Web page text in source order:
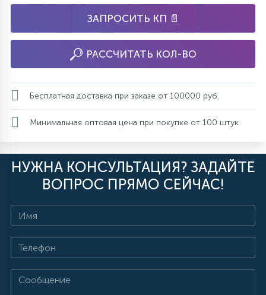
ЗАПРОСИТЬ КП 📄
РАССЧИТАТЬ КОЛ-ВО
Бесплатная доставка при заказе от 100000 руб.
Минимальная оптовая цена при покупке от 100 штук
НУЖНА КОНСУЛЬТАЦИЯ? ЗАДАЙТЕ
ВОПРОС ПРЯМО СЕЙЧАС!